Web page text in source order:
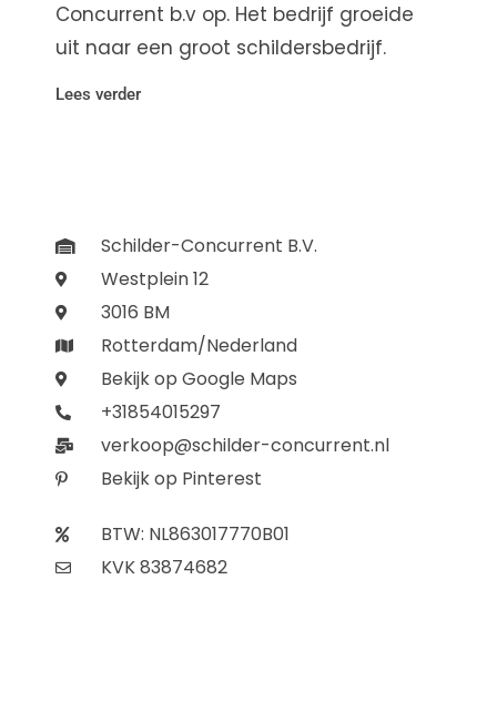
Concurrent b.v op. Het bedrijf groeide
uit naar een groot schildersbedrijf.
Lees verder
Schilder-Concurrent B.V.
Westplein 12
3016 BM
Rotterdam/Nederland
Bekijk op Google Maps
+31854015297
verkoop@schilder-concurrent.nl
Bekijk op Pinterest
BTW: NL863017770B01
KVK 83874682